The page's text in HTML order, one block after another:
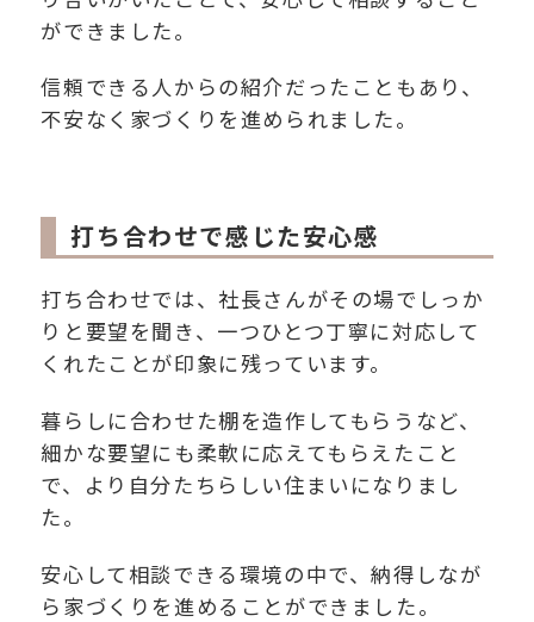
ができました。
信頼できる人からの紹介だったこともあり、
不安なく家づくりを進められました。
打ち合わせで感じた安心感
打ち合わせでは、社長さんがその場でしっか
りと要望を聞き、一つひとつ丁寧に対応して
くれたことが印象に残っています。
暮らしに合わせた棚を造作してもらうなど、
細かな要望にも柔軟に応えてもらえたこと
で、より自分たちらしい住まいになりまし
た。
安心して相談できる環境の中で、納得しなが
ら家づくりを進めることができました。